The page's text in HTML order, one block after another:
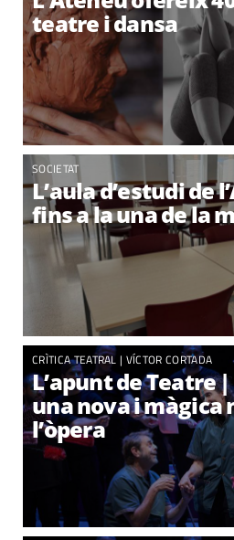
teatre i dansa
SOCIETAT
L’aula d’estudi de
fins a la una de la
CRÌTICA TEATRAL | VÍCTOR CORTADA
L’apunt de Teatre
una nova i màgica
l’òpera